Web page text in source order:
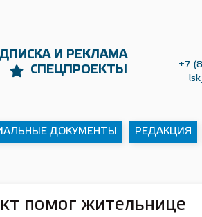
И РЕКЛАМА
СПЕЦПРОЕКТЫ
+7
ДОКУМЕНТЫ РЕДАКЦИЯ
помог жительнице